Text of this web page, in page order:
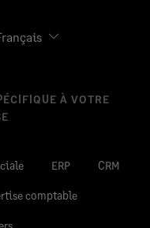
À VOTRE
ERP CRM
comptable